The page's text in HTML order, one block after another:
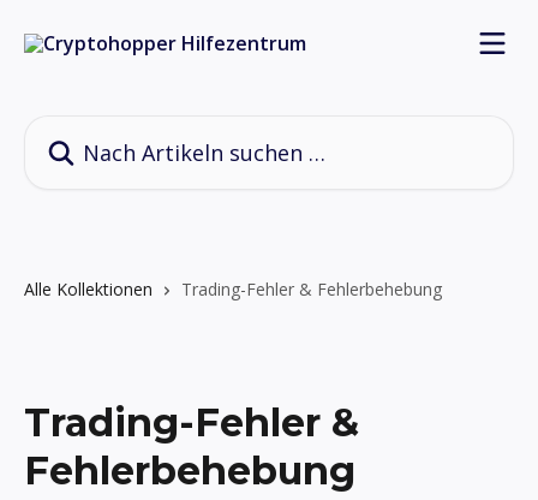
Alle Kollektionen Trading-Fehler & Fehlerbehebung
Trading-Fehler &
Fehlerbehebung